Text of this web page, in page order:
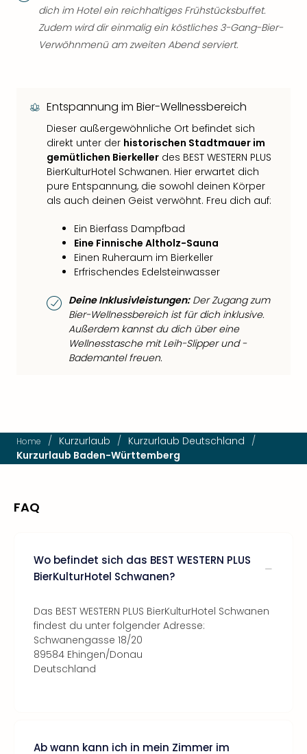
dich im Hotel ein reichhaltiges Frühstücksbuffet.
Zudem wird dir einmalig ein köstliches 3-Gang-Bier-
Verwöhnmenü am zweiten Abend serviert.
Entspannung im Bier-Wellnessbereich
Dieser außergewöhnliche Ort befindet sich
direkt unter der historischen Stadtmauer im
gemütlichen Bierkeller des BEST WESTERN PLUS
BierKulturHotel Schwanen. Hier erwartet dich
pure Entspannung, die sowohl deinen Körper
als auch deinen Geist verwöhnt. Freu dich auf:
Ein Bierfass Dampfbad
Eine Finnische Altholz-Sauna
Einen Ruheraum im Bierkeller
Erfrischendes Edelsteinwasser
Deine Inklusivleistungen:Der Zugang zum
Bier-Wellnessbereich ist für dich inklusive.
Außerdem kannst du dich über eine
Wellnesstasche mit Leih-Slipper und -
Bademantel freuen.
Home / Kurzurlaub / Kurzurlaub Deutschland /
Kurzurlaub Baden-Württemberg
FAQ
Wo befindet sich das BEST WESTERN PLUS
BierKulturHotel Schwanen?
Das BEST WESTERN PLUS BierKulturHotel Schwanen
findest du unter folgender Adresse:
Schwanengasse 18/20
89584 Ehingen/Donau
Deutschland
Ab wann kann ich in mein Zimmer im